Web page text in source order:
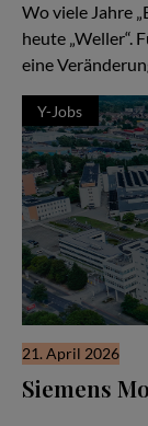
Wo viele Jahre
heute „Weller“.
eine
Y-Jobs
21. April 2026
Siemens